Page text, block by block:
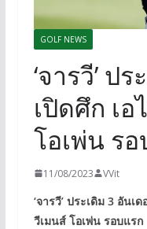
GOLF NEWS
‘จารวี’ ป
เปิดศึก เ
โอเพ่น ร
11/08/2023 VVit
‘จารวี’ ประเดิม 3 อันเ
วีเมนส์ โอเพ่น รอบแรก